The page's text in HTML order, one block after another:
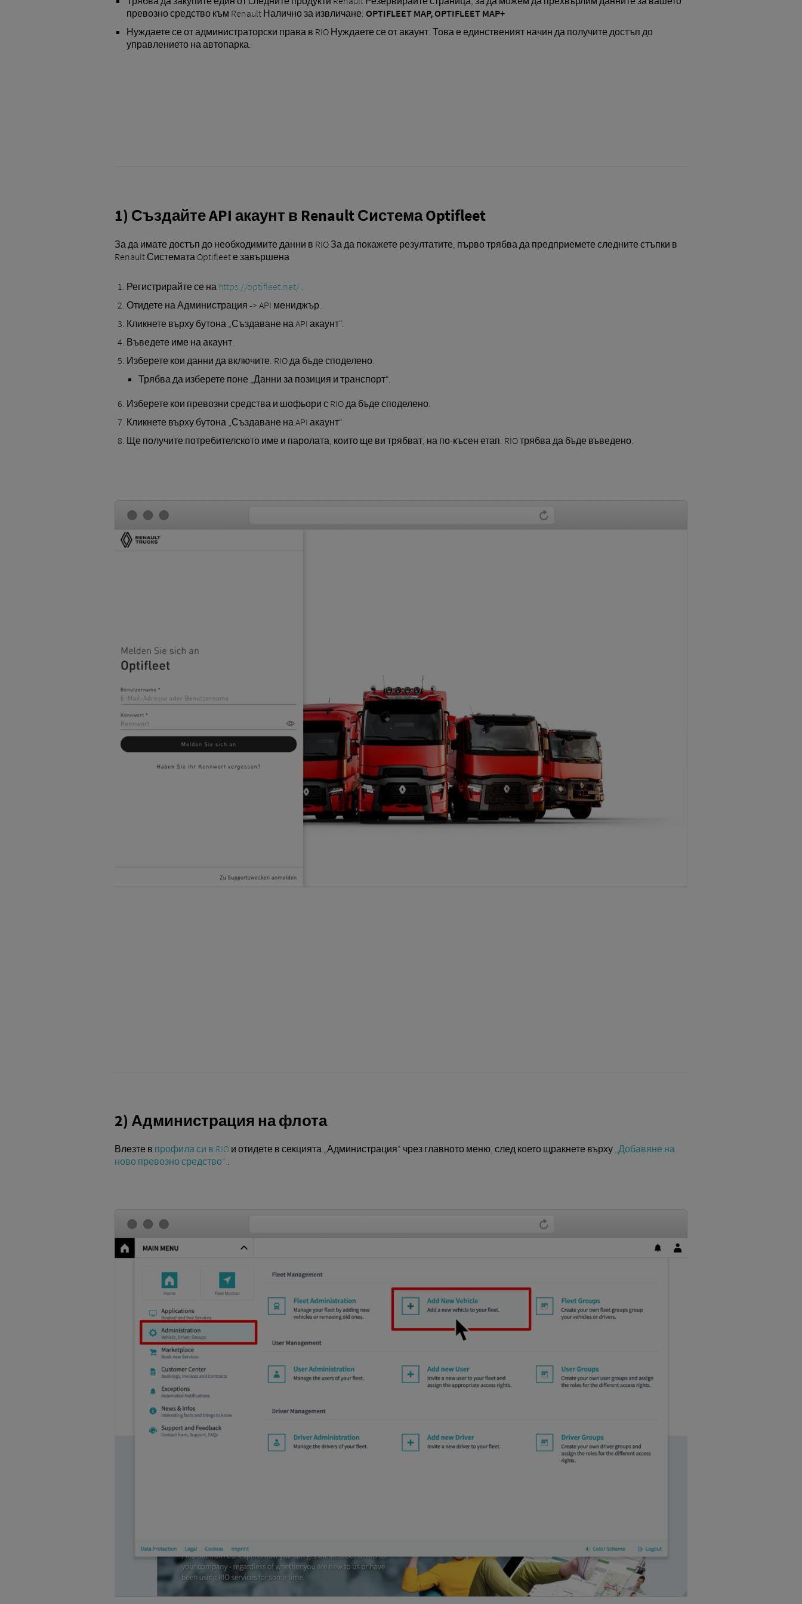
превозно средство към Renault Налично за извличане: OPTIFLEET MAP, OPTIFLEET MAP+
Нуждаете се от администраторски права в RIO Нуждаете се от акаунт. Това е единственият начин да получите достъп до
управлението на автопарка.
1) Създайте API акаунт в Renault Система Optifleet
За да имате достъп до необходимите данни в RIO За да покажете резултатите, първо трябва да предприемете следните стъпки в
Renault Системата Optifleet е завършена
Регистрирайте се на https://optifleet.net/
Отидете на Администрация -> API мениджър.
Кликнете върху бутона „Създаване на API акаунт“.
Въведете име на акаунт.
Изберете кои данни да включите. RIO да бъде споделено.
Трябва да изберете поне „Данни за позиция и транспорт“.
Изберете кои превозни средства и шофьори с RIO да бъде споделено.
Кликнете върху бутона „Създаване на API акаунт“.
Ще получите потребителското име и паролата, които ще ви трябват, на по-късен етап. RIO трябва да бъде въведено.
2) Администрация на флота
Влезте в профила си в RIO и отидете в секцията „Администрация“ чрез главното меню, след което щракнете върху „Добавяне на
ново превозно средство“ .